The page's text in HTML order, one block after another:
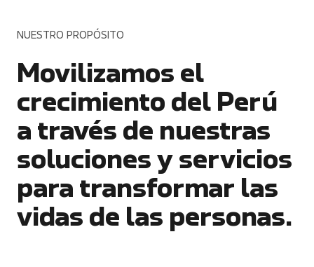
NUESTRO PROPÓSITO
Movilizamos el
crecimiento del Perú
a través de nuestras
soluciones y servicios
para transformar las
vidas de las personas.